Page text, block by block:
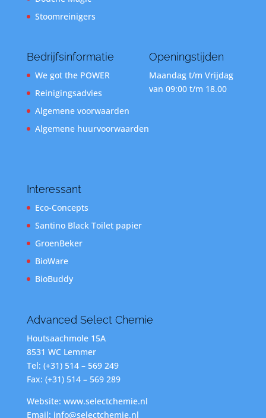
Stoomreinigers
Bedrijfsinformatie
We got the POWER
Reinigingsadvies
Algemene voorwaarden
Algemene huurvoorwaarden
Openingstijden
Maandag t/m Vrijdag
van 09:00 t/m 18.00
Interessant
Eco-Concepts
Santino Black Toilet papier
GroenBeker
BioWare
BioBuddy
Advanced Select Chemie
Houtsaachmole 15A
8531 WC Lemmer
Tel: (+31) 514 – 569 249
Fax: (+31) 514 – 569 289
Website: www.selectchemie.nl
Email: info@selectchemie.nl